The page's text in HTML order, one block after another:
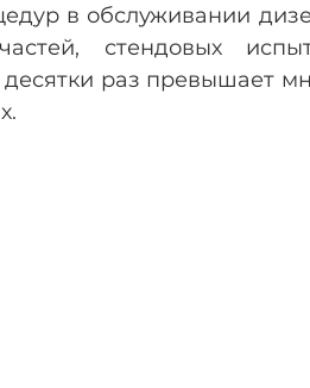
в обслуживании
стендовых
раз превышает